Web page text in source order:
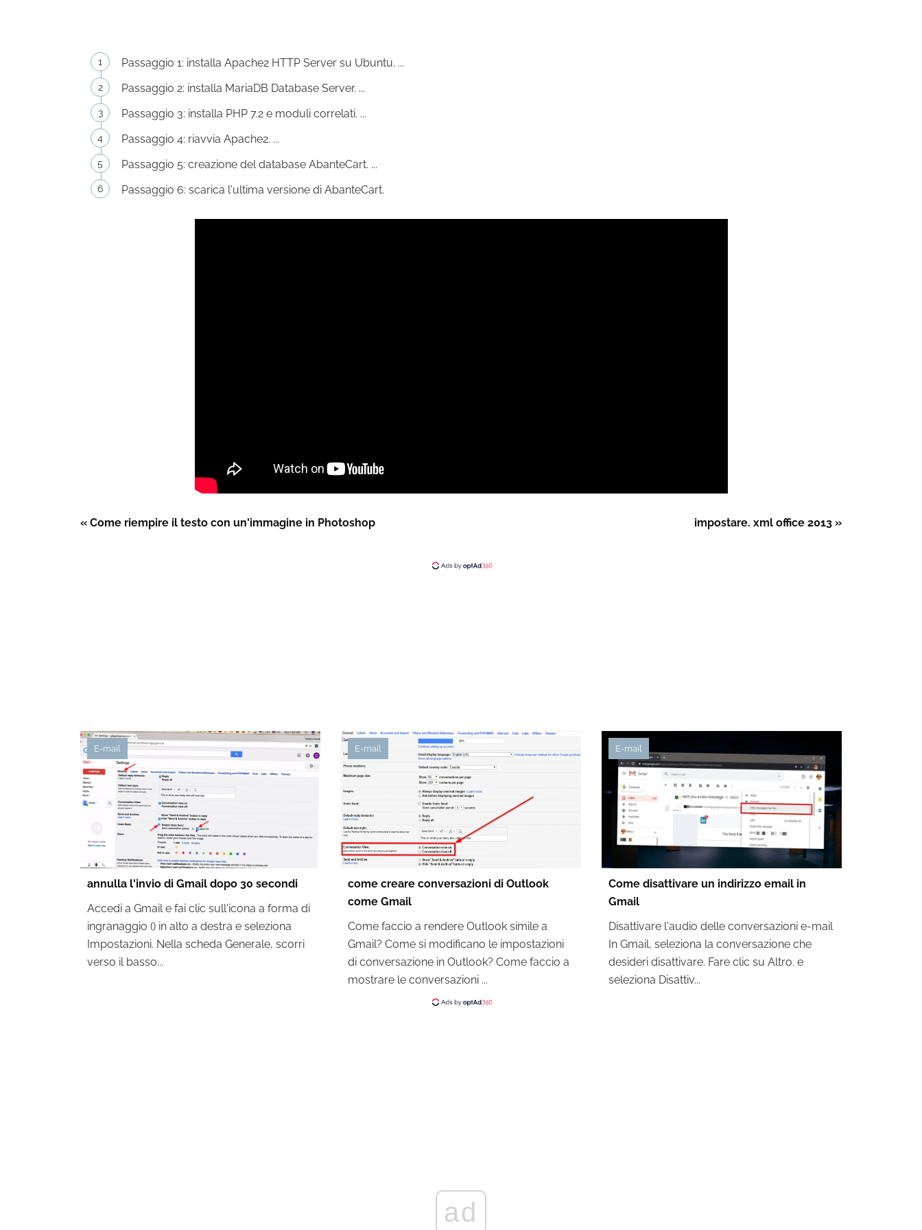
Passaggio 1: installa Apache2 HTTP Server su Ubuntu. ...
Passaggio 2: installa MariaDB Database Server. ...
Passaggio 3: installa PHP 7.2 e moduli correlati. ...
Passaggio 4: riavvia Apache2. ...
Passaggio 5: creazione del database AbanteCart. ...
Passaggio 6: scarica l'ultima versione di AbanteCart.
« Come riempire il testo con un'immagine in Photoshop impostare. xml office 2013 »
E-mail
annulla l'invio di Gmail dopo 30 secondi
Accedi a Gmail e fai clic sull'icona a forma di
ingranaggio () in alto a destra e seleziona
Impostazioni. Nella scheda Generale, scorri
verso il basso...
E-mail
come creare conversazioni di Outlook
come Gmail
Come faccio a rendere Outlook simile a
Gmail? Come si modificano le impostazioni
di conversazione in Outlook? Come faccio a
mostrare le conversazioni ...
E-mail
Come disattivare un indirizzo email in
Gmail
Disattivare l'audio delle conversazioni e-mail
In Gmail, seleziona la conversazione che
desideri disattivare. Fare clic su Altro. e
seleziona Disattiv...
ad